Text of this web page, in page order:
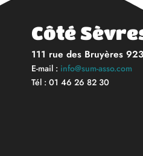
Côté
111 rue des Bruyères
E-mail : info@sum-asso.com
Tél : 01 46 26 82 30